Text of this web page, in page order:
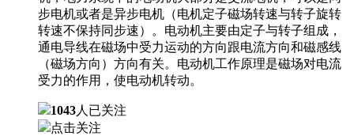
步电机或者是异步电机（电机定子磁场转速与转子旋转
转速不保持同步速）。电动机主要由定子与转子组成，
通电导线在磁场中受力运动的方向跟电流方向和磁感线
（磁场方向）方向有关。电动机工作原理是磁场对电流
受力的作用，使电动机转动。
1043人已关注
点击关注